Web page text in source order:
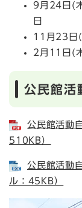
9月24日(
日
11月23日(
2月11日(
公民館活
公民館活動
510KB）
公民館活動
ル：45KB）